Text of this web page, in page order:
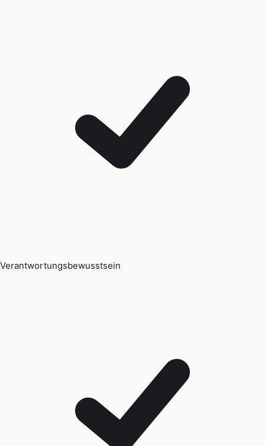
Verantwortungsbewusstsein